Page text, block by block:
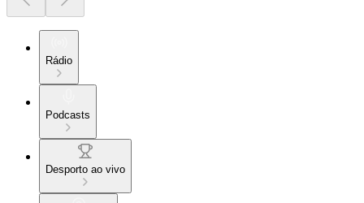
Rádio
Podcasts
Desporto ao vivo